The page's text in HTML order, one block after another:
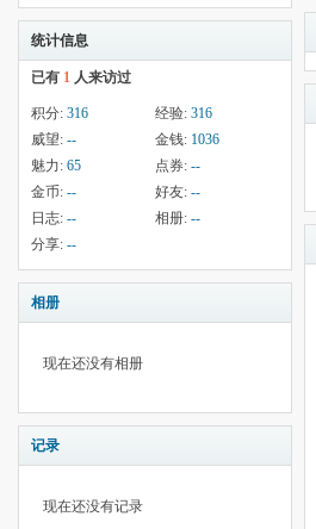
统计信息
已有 1 人来访过
积分: 316 经验: 316
威望: -- 金钱: 1036
魅力: 65 点券: --
金币: -- 好友: --
日志: -- 相册: --
分享: --
相册
现在还没有相册
记录
现在还没有记录